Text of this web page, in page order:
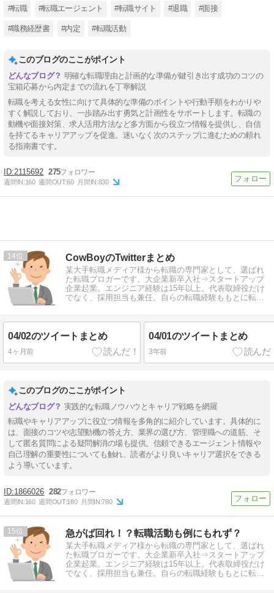
#転職 #転職エージェント #転職サイト #退職 #面接
#職務経歴書 #内定 #転職活動
このブログのここがポイント
明確な転職理由と計画的な準備が鍵引き出す成功のコツの
宝箱応募から内定までの流れを丁寧解説
転職を考える女性に向けて具体的な準備のポイントや行動手順をわかりや
すく解説しており、一歩踏み出す勇気と計画性をサポートします。転職の
動機や面接対策、求人活用方法など多方面から役立つ情報を提供し、自信
を持てるキャリアアップを促進。迷いなく次のステップに進むための頼れ
る指南書です。
2115692 275
週間IN:160 週間OUT:60 月間IN:830
14 CowBoyのTwitterまとめ
某大手転職メディア様から転職の専門家として、選ばれ
た転職ブロガーです。大企業新卒入社⇒スタートアップ
企業起業。エンジニア経験は15年以上。代表取締役だけ
でなく、採用担当も兼任。自らの転職経験ももとに転職
04/02のツイートまとめ
4ヶ月前
04/01のツイートまとめ
3年前
このブログのここがポイント
実践的な転職ノウハウとキャリア戦略を網羅
転職やキャリアアップに役立つ情報を多角的に紹介しています。具体的に
は、面接のコツや志望動機の答え方、業界の選び方、管理職への道筋、そ
して匿名質問による疑問解消の場も提供。信頼できるエージェント情報や
自己理解の重要性についても触れ、読者がより良いキャリア選択をできる
よう導いています。
1866026 282
週間IN:160 週間OUT:180 月間IN:780
15 急がば回れ！？転職活動も例にもれず？
某大手転職メディア様から転職の専門家として、選ばれ
た転職ブロガーです。大企業新卒入社⇒スタートアップ
企業起業。エンジニア経験は15年以上。代表取締役だけ
でなく、採用担当も兼任。自らの転職経験ももとに転職